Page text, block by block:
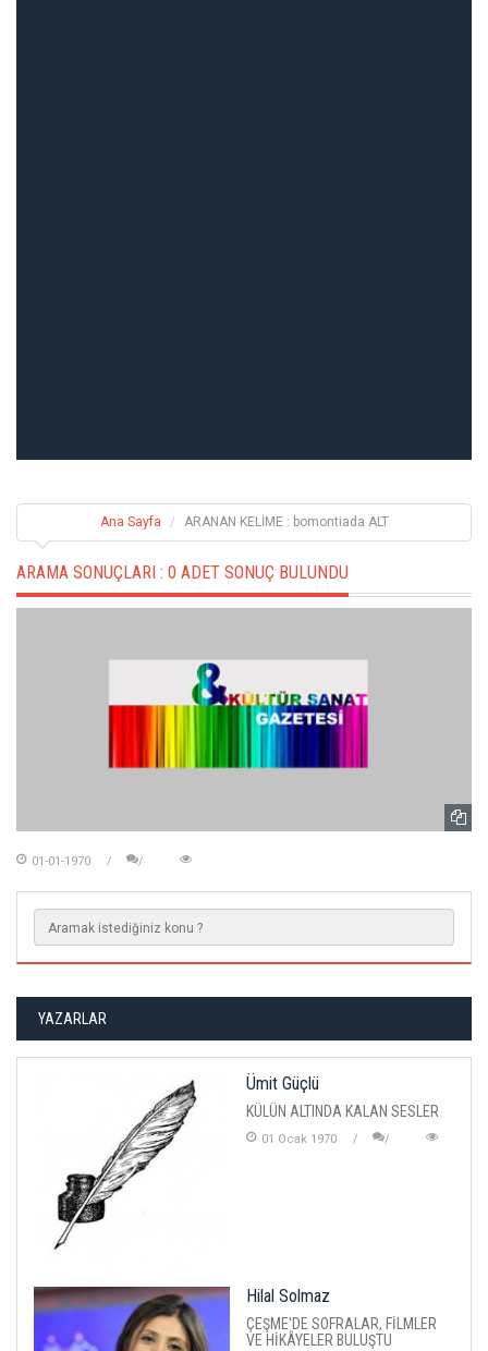
Ana Sayfa ARANAN KELİME : bomontiada ALT
ARAMA SONUÇLARI : 0 ADET SONUÇ BULUNDU
01-01-1970
YAZARLAR
Ümit Güçlü
KÜLÜN ALTINDA KALAN SESLER
01 Ocak 1970
Hilal Solmaz
ÇEŞME'DE SOFRALAR, FİLMLER
VE HİKÂYELER BULUŞTU